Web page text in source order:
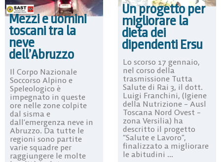
Mezzi e uomini
toscani tra la
neve
dell’Abruzzo
Il Corpo Nazionale
Soccorso Alpino e
Speleologico è
impegnato in queste
ore nelle zone colpite
dal sisma e
dall’emergenza neve in
Abruzzo. Da tutte le
regioni sono partite
varie squadre per
raggiungere le molte
Un progetto per
migliorare la
dieta dei
dipendenti Ersu
Lo scorso 17 gennaio,
nel corso della
trasmissione Tutta
Salute di Rai 3, il dott.
Luigi Franchini, (Igiene
della Nutrizione – Ausl
Toscana Nord Ovest –
zona Versilia) ha
descritto il progetto
“Salute e Lavoro”,
finalizzato a migliorare
le abitudini ...